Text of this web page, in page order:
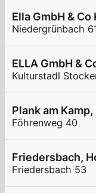
Ella GmbH &
Niedergrünbach
ELLA GmbH &
Kulturstadl
Plank am
Föhrenweg 40
Friedersbach,
Friedersbach 53